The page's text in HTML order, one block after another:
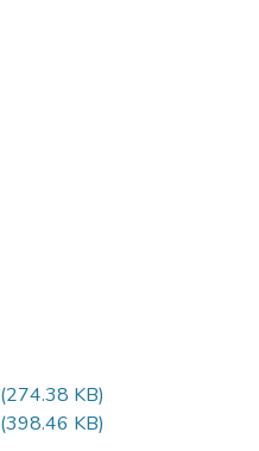
(274.38 KB)
(398.46 KB)